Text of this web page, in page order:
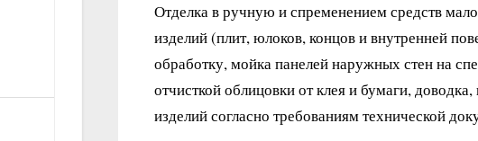
Отделка в ручную и спременением средств
изделий (плит, юлоков, концов и внутренней
обработку, мойка панелей наружных стен на
отчисткой облицовки от клея и бумаги,
изделий согласно требованиям технической